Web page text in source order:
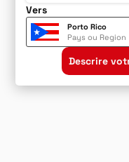
Vers
Porto Rico
Pays ou Region
Descrire